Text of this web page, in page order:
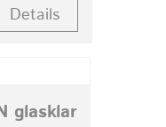
Details
glasklar